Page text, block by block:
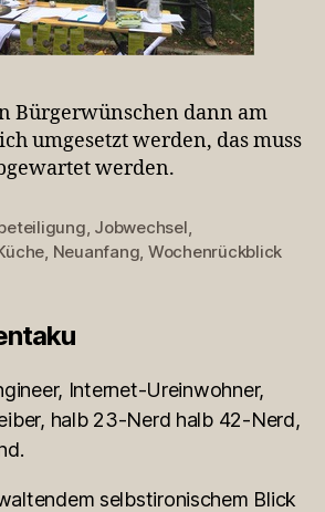
Bürgerwünschen dann am
umgesetzt werden, das muss
werden.
Jobwechsel
Neuanfang Wochenrückblick
Internet-Ureinwohner,
halb 23-Nerd halb 42-Nerd,
selbstironischem Blick